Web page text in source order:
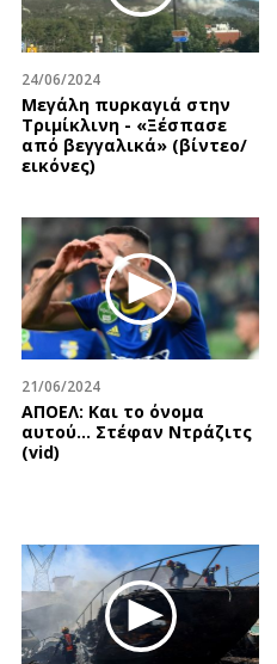
24/06/2024
Μεγάλη πυρκαγιά στην
Τριμίκλινη - «Ξέσπασε
από βεγγαλικά» (βίντεο/
εικόνες)
21/06/2024
ΑΠΟΕΛ: Και το όνομα
αυτού... Στέφαν Ντράζιτς
(vid)